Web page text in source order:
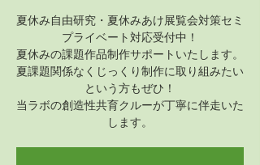
夏休み自由研究・夏休みあけ展覧会対策セミ
プライベート対応受付中！
夏休みの課題作品制作サポートいたします。
夏課題関係なくじっくり制作に取り組みたい
という方もぜひ！
当ラボの創造性共育クルーが丁寧に伴走いた
します。